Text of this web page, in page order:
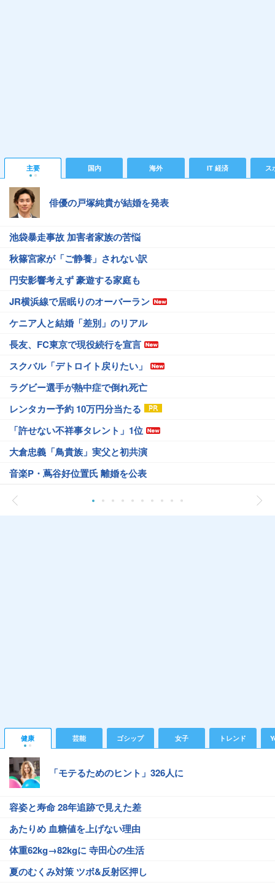
主要 国内 海外 IT 経済 ス
俳優の戸塚純貴が結婚を発表
池袋暴走事故 加害者家族の苦悩
秋篠宮家が「ご静養」されない訳
円安影響考えず 豪遊する家庭も
JR横浜線で居眠りのオーバーラン
ケニア人と結婚「差別」のリアル
長友、FC東京で現役続行を宣言
スクバル「デトロイト戻りたい」
ラグビー選手が熱中症で倒れ死亡
レンタカー予約 10万円分当たる
「許せない不祥事タレント」1位
大倉忠義「鳥貴族」実父と初共演
音楽P・蔦谷好位置氏 離婚を公表
健康 芸能 ゴシップ 女子 トレンド
「モテるためのヒント」326人に
容姿と寿命 28年追跡で見えた差
あたりめ 血糖値を上げない理由
体重62kg→82kgに 寺田心の生活
夏のむくみ対策 ツボ&反射区押し